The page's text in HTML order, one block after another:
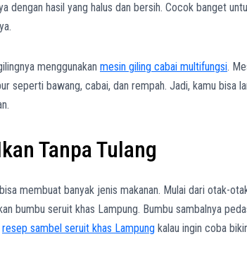
dengan hasil yang halus dan bersih. Cocok banget
menggunakan mesin giling cabai multifungsi.
seperti bawang, cabai, dan rempah. Jadi, kamu bisa
Tanpa Tulang
membuat banyak jenis makanan. Mulai dari otak-
bumbu seruit khas Lampung. Bumbu sambalnya
resep sambel seruit khas Lampung kalau ingin coba